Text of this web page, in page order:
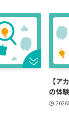
【ア
の体
2026